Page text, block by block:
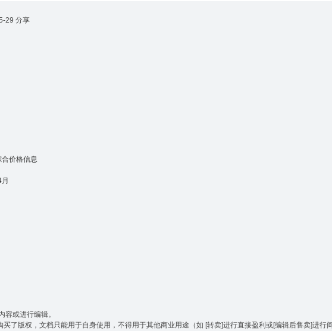
29 分享
价格信息
容或进行编辑。
了版权，文档只能用于自身使用，不得用于其他商业用途（如 [转卖]进行直接盈利或[编辑后售卖]进行